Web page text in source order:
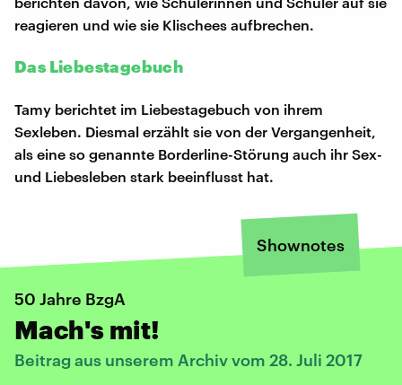
reagieren und wie sie Klischees aufbrechen.
Das Liebestagebuch
Tamy berichtet im Liebestagebuch von ihrem
Sexleben. Diesmal erzählt sie von der Vergangenheit,
als eine so genannte Borderline-Störung auch ihr Sex-
und Liebesleben stark beeinflusst hat.
Shownotes
50 Jahre BzgA
Mach's mit!
Beitrag aus unserem Archiv vom 28. Juli 2017